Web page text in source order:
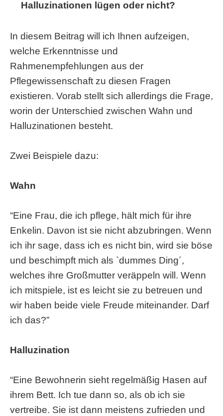
Halluzinationen lügen oder nicht?
In diesem Beitrag will ich Ihnen aufzeigen,
welche Erkenntnisse und
Rahmenempfehlungen aus der
Pflegewissenschaft zu diesen Fragen
existieren. Vorab stellt sich allerdings die Frage,
worin der Unterschied zwischen Wahn und
Halluzinationen besteht.
Zwei Beispiele dazu:
Wahn
“Eine Frau, die ich pflege, hält mich für ihre
Enkelin. Davon ist sie nicht abzubringen. Wenn
ich ihr sage, dass ich es nicht bin, wird sie böse
und beschimpft mich als `dummes Ding´,
welches ihre Großmutter veräppeln will. Wenn
ich mitspiele, ist es leicht sie zu betreuen und
wir haben beide viele Freude miteinander. Darf
ich das?”
Halluzination
“Eine Bewohnerin sieht regelmäßig Hasen auf
ihrem Bett. Ich tue dann so, als ob ich sie
vertreibe. Sie ist dann meistens zufrieden und